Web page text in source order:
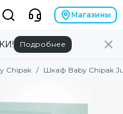
Магазины
Подробнее
Chipak Шкаф Baby Chipak